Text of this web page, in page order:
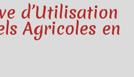
d’Utilisation
Agricoles en